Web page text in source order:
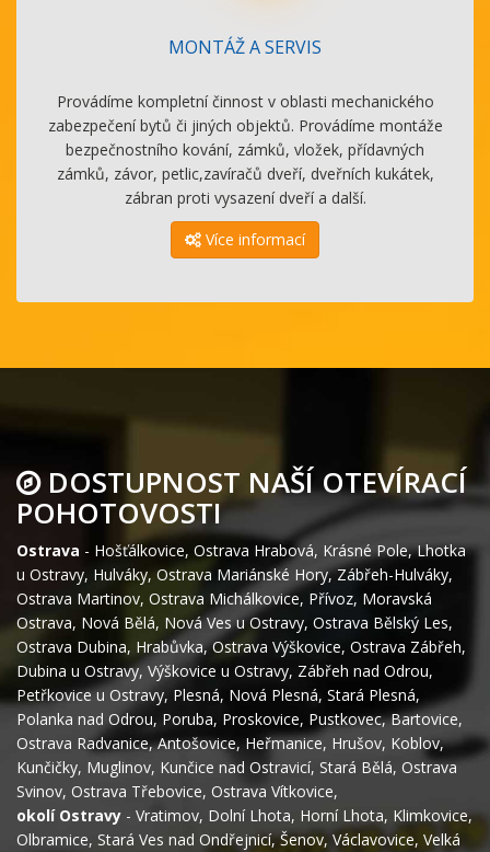
MONTÁŽ A SERVIS
Provádíme kompletní činnost v oblasti mechanického
zabezpečení bytů či jiných objektů. Provádíme montáže
bezpečnostního kování, zámků, vložek, přídavných
zámků, závor, petlic,zavíračů dveří, dveřních kukátek,
zábran proti vysazení dveří a další.
Více informací
DOSTUPNOST NAŠÍ OTEVÍRACÍ
POHOTOVOSTI
Ostrava - Hošťálkovice, Ostrava Hrabová, Krásné Pole,Lhotka
u Ostravy, Hulváky, Ostrava Mariánské Hory,Zábřeh-Hulváky,
Ostrava Martinov, Ostrava Michálkovice, Přívoz, Moravská
Ostrava, Nová Bělá, Nová Ves u Ostravy, Ostrava Bělský Les,
Ostrava Dubina, Hrabůvka,Ostrava Výškovice, Ostrava Zábřeh,
Dubina u Ostravy, Výškovice u Ostravy, Zábřeh nad Odrou,
Petřkovice u Ostravy, Plesná, Nová Plesná, Stará Plesná,
Polanka nad Odrou, Poruba, Proskovice, Pustkovec,Bartovice,
Ostrava Radvanice,Antošovice, Heřmanice, Hrušov, Koblov,
Kunčičky, Muglinov, Kunčice nad Ostravicí, Stará Bělá, Ostrava
Svinov, Ostrava Třebovice, Ostrava Vítkovice,
okolí Ostravy - Vratimov, Dolní Lhota, Horní Lhota, Klimkovice,
Olbramice, Stará Ves nad Ondřejnicí,Šenov,Václavovice, Velká